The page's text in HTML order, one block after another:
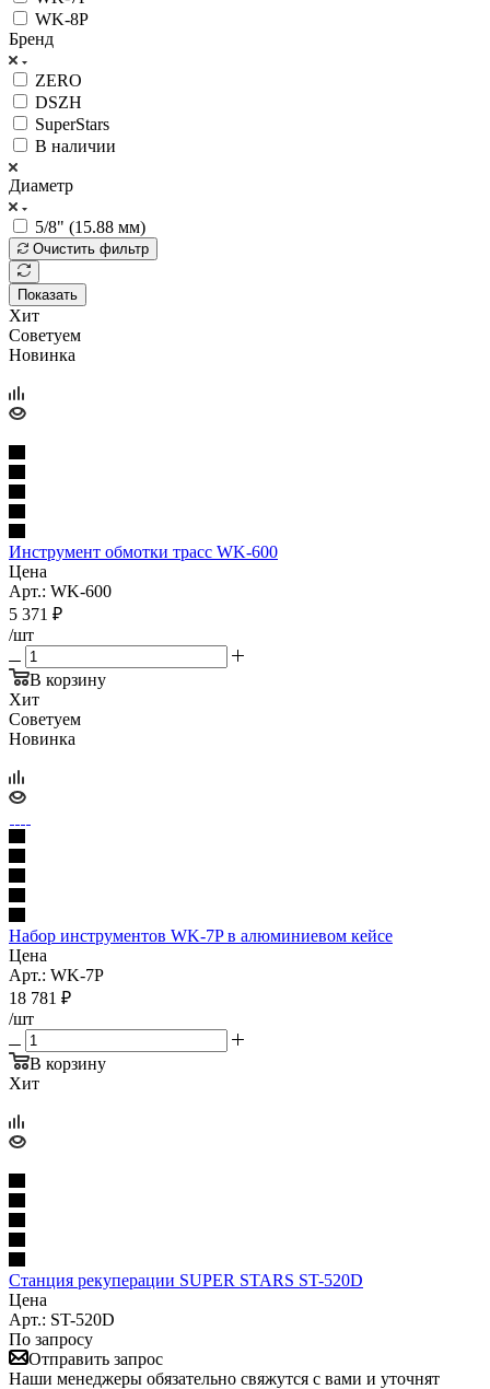
WK-8P
Бренд
ZERO
DSZH
SuperStars
В наличии
Диаметр
5/8" (15.88 мм)
Очистить фильтр
Показать
Хит
Советуем
Новинка
Инструмент обмотки трасс WK-600
Цена
Арт.: WK-600
5 371 ₽
/шт
В корзину
Хит
Советуем
Новинка
Набор инструментов WK-7P в алюминиевом кейсе
Цена
Арт.: WK-7P
18 781 ₽
/шт
В корзину
Хит
Станция рекуперации SUPER STARS ST-520D
Цена
Арт.: ST-520D
По запросу
Отправить запрос
Наши менеджеры обязательно свяжутся с вами и уточнят